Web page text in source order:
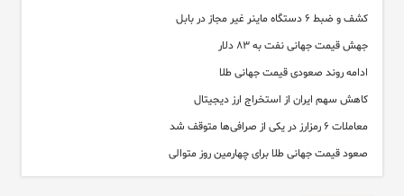
کشف و ضبط ۶ دستگاه ماینر غیر مجاز در بابل
جهش قیمت جهانی نفت به ۸۳ دلار
ادامه روند صعودی قیمت جهانی طلا
کاهش سهم ایران از استخراج ارز دیجیتال
معاملات ۶ رمزارز در یکی از صرافی‌ها متوقف شد
صعود قیمت جهانی طلا برای چهارمین روز متوالی